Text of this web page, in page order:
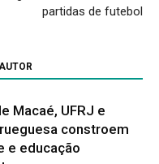
partidas de futebol
Macaé, UFRJ e
constroem
e educação